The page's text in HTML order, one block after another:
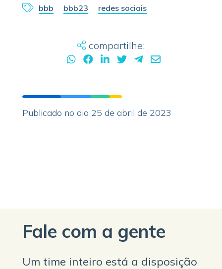
bbb bbb23 redes sociais
compartilhe:
Publicado no dia 25 de abril de 2023
Fale com a gente
Um time inteiro está a disposição